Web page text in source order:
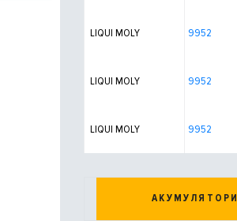
LIQUI MOLY 9952
LIQUI MOLY 9952
LIQUI MOLY 9952
АКУМУЛЯТОРИ